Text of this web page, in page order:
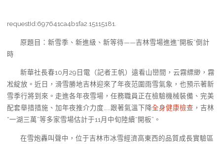
requestId:697641ca4b1fa2.15115181.
原題目：新雪季、新進級、新等待——吉林雪場進進“開板”倒計
時
新華社長春10月29日電（記者王帆）遠看山巒間，云霧縹緲，霧
凇綻放。近日，滑雪勝地吉林迎來了年夜范圍雨雪氣象，也預示著新
雪季行將到來。走進各年夜雪場，任務職員正在檢驗機械裝備、完美
配套舉措措施、加年夜推介力度……跟著氣溫下降全身健康檢查 ，吉林
“一湖三萬”等多家雪場估計于11月中旬陸續“開板”。
在雪炮轟叫聲中，位于吉林市冰雪經濟高東西的品質成長實驗區